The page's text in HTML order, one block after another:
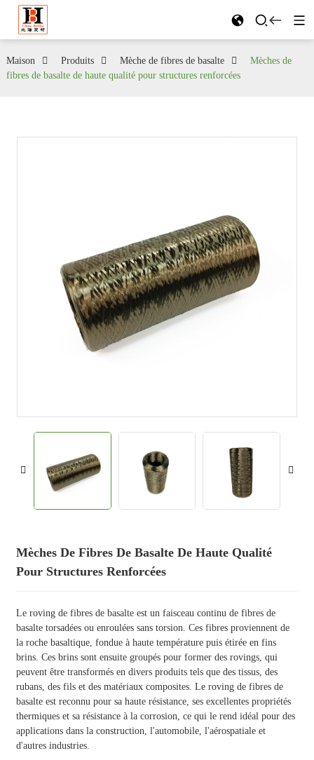
Maison Produits Mèche de fibres de basalte
Mèches de
fibres de basalte de haute qualité pour structures renforcées
Mèches De Fibres De Basalte De Haute Qualité
Pour Structures Renforcées
Le roving de fibres de basalte est un faisceau continu de fibres de
basalte torsadées ou enroulées sans torsion. Ces fibres proviennent de
la roche basaltique, fondue à haute température puis étirée en fins
brins. Ces brins sont ensuite groupés pour former des rovings, qui
peuvent être transformés en divers produits tels que des tissus, des
rubans, des fils et des matériaux composites. Le roving de fibres de
basalte est reconnu pour sa haute résistance, ses excellentes propriétés
thermiques et sa résistance à la corrosion, ce qui le rend idéal pour des
applications dans la construction, l'automobile, l'aérospatiale et
d'autres industries.